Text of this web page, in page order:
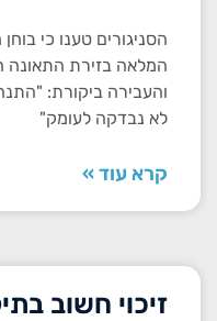
הסניגורים טענו כי
המלאה בזירת
והעבירה ביקורת:
לא נבדקה לעומק"
קרא עוד »
זיכוי חשוב